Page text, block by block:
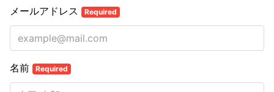
メールアドレス Required
名前 Required